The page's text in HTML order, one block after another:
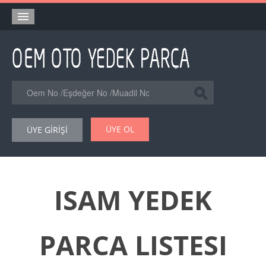
Orjinal Yedek Parça
Eşdeğer Muadil Yedek Parça
Şase Numarası VIN Yedekparça Sorgulama
Hakkımızda
ÜYE GİRİŞİ ÜYE OL
ISAM YEDEK
PARCA LISTESI